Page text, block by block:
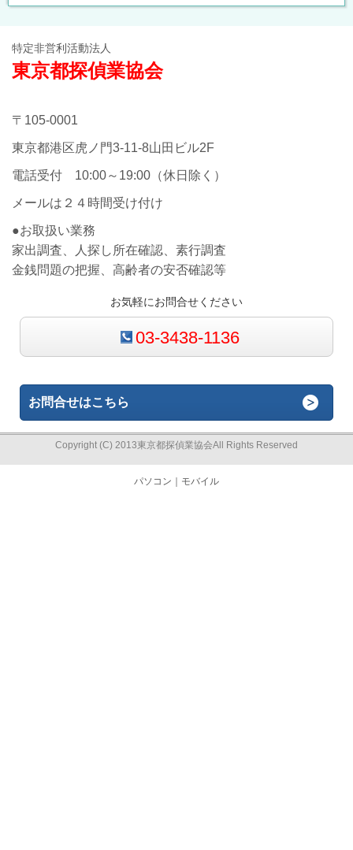
特定非営利活動法人
東京都探偵業協会
〒105-0001
東京都港区虎ノ門3-11-8山田ビル2F
電話受付 10:00～19:00（休日除く）
メールは２４時間受け付け
●お取扱い業務
家出調査、人探し所在確認、素行調査
金銭問題の把握、高齢者の安否確認等
お気軽にお問合せください
03-3438-1136
お問合せはこちら
Copyright (C) 2013東京都探偵業協会All Rights Reserved
パソコン ｜モバイル